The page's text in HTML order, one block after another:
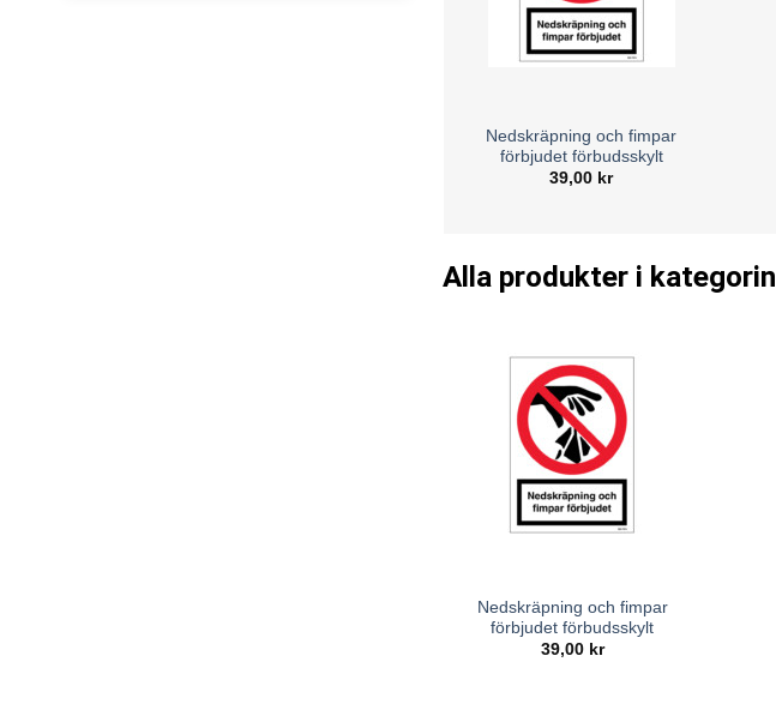
Nedskräpning och fimpar
förbjudet förbudsskylt
39,00 kr
Alla produkter i kategorin
Nedskräpning och fimpar
förbjudet förbudsskylt
39,00 kr